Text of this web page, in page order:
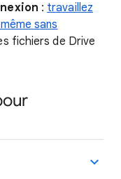
: travaillez
sans
fichiers de Drive